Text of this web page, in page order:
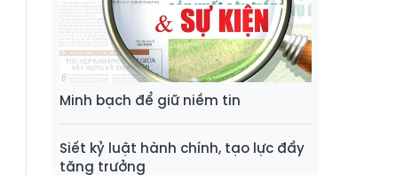
Minh bạch để giữ niềm tin
Siết kỷ luật hành chính, tạo lực đẩy
tăng trưởng